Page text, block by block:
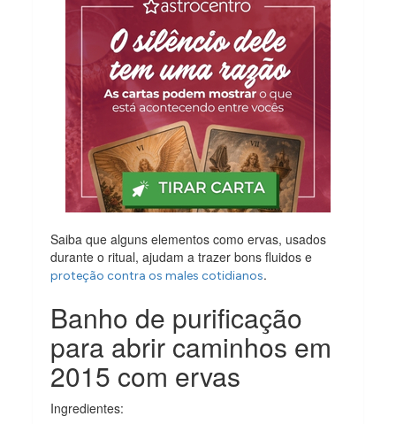
Saiba que alguns elementos como ervas, usados
durante o ritual, ajudam a trazer bons fluidos e
proteção contra os males cotidianos.
Banho de purificação
para abrir caminhos em
2015 com ervas
Ingredientes: